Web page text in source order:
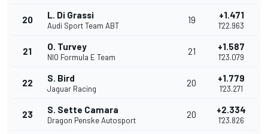
20 L. Di Grassi
Audi Sport Team ABT
19 +1.471
1'22.963
21 O. Turvey
NIO Formula E Team
21 +1.587
1'23.079
22 S. Bird
Jaguar Racing
20 +1.779
1'23.271
23 S. Sette Camara
Dragon Penske Autosport
20 +2.334
1'23.826